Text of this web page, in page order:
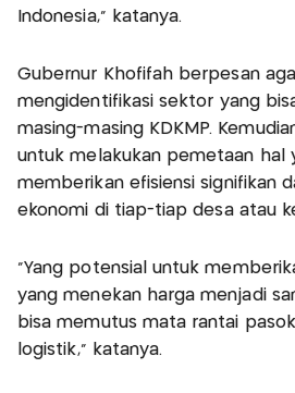
Indonesia," katanya.
Gubernur Khofifah berpesan
mengidentifikasi sektor yang
masing-masing KDKMP.
untuk melakukan pemetaan hal
memberikan efisiensi signifikan
ekonomi di tiap-tiap desa atau
"Yang potensial untuk
yang menekan harga menjadi
bisa memutus mata rantai
logistik," katanya.